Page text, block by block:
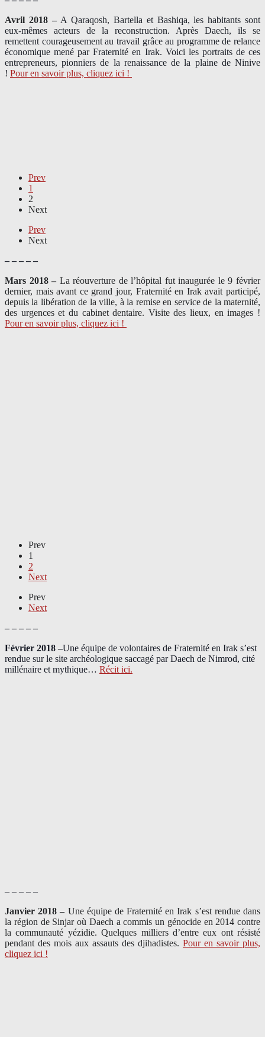
Avril 2018 – A Qaraqosh, Bartella et Bashiqa, les habitants sont
eux-mêmes acteurs de la reconstruction. Après Daech, ils se
remettent courageusement au travail grâce au programme de relance
économique mené par Fraternité en Irak. Voici les portraits de ces
entrepreneurs, pionniers de la renaissance de la plaine de Ninive
! Pour en savoir plus, cliquez ici !
Prev
1
2
Next
Prev
Next
– – – – –
Mars 2018 – La réouverture de l’hôpital fut inaugurée le 9 février
dernier, mais avant ce grand jour, Fraternité en Irak avait participé,
depuis la libération de la ville, à la remise en service de la maternité,
des urgences et du cabinet dentaire. Visite des lieux, en images !
Pour en savoir plus, cliquez ici !
Prev
1
2
Next
Prev
Next
– – – – –
Février 2018 –Une équipe de volontaires de Fraternité en Irak s’est
rendue sur le site archéologique saccagé par Daech de Nimrod, cité
millénaire et mythique… Récit ici.
– – – – –
Janvier 2018 – Une équipe de Fraternité en Irak s’est rendue dans
la région de Sinjar où Daech a commis un génocide en 2014 contre
la communauté yézidie. Quelques milliers d’entre eux ont résisté
pendant des mois aux assauts des djihadistes. Pour en savoir plus,
cliquez ici !